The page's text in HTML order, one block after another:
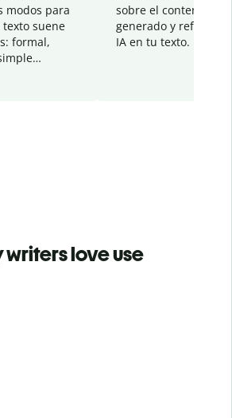
modos para
suene
formal,
sobre el contenido
generado y refinado
IA en tu texto.
writers love use